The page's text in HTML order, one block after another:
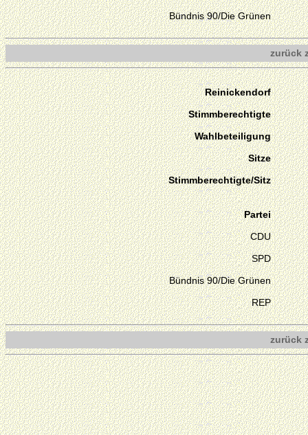
Bündnis 90/Die Grünen
zurück
Reinickendorf
Stimmberechtigte
Wahlbeteiligung
Sitze
Stimmberechtigte/Sitz
Partei
CDU
SPD
Bündnis 90/Die Grünen
REP
zurück